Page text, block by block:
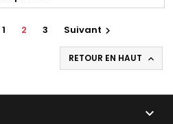
1 2 3 Suivant 
RETOUR EN HAUT 
